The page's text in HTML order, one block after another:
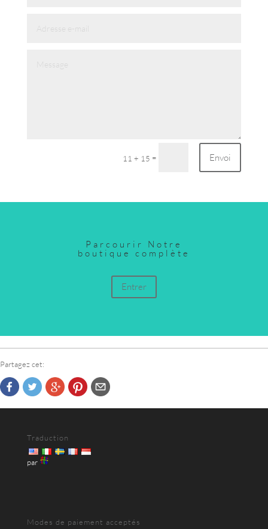
11 + 15 = Envoi
Parcourir Notre
boutique complète
Entrer
Partagez cet:
Traduction
par
Modes de paiement acceptés